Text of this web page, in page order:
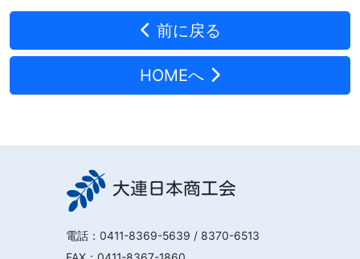
前に戻る
HOMEへ
大連日本商工会
電話： 0411-8369-5639 / 8370-6513